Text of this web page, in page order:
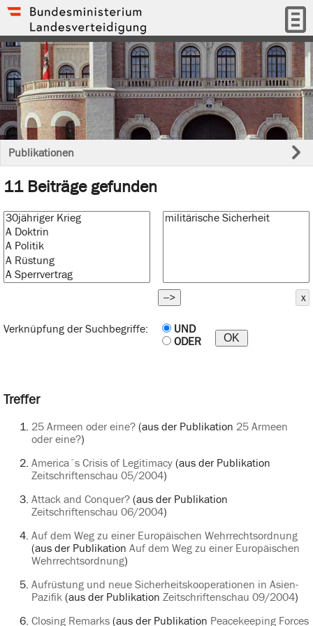
Publikationen
11 Beiträge gefunden
Verknüpfung der Suchbegriffe:
UND
ODER
Treffer
25 Armeen oder eine?(aus der Publikation 25 Armeen
oder eine?)
America´s Crisis of Legitimacy(aus der Publikation
Zeitschriftenschau 05/2004)
Attack and Conquer?(aus der Publikation
Zeitschriftenschau 06/2004)
Auf dem Weg zu einer Europäischen Wehrrechtsordnung
(aus der Publikation Auf dem Weg zu einer Europäischen
Wehrrechtsordnung)
Aufrüstung und neue Sicherheitskooperationen in Asien-
Pazifik (aus der Publikation Zeitschriftenschau 09/2004)
Closing Remarks(aus der Publikation Peacekeeping Forces